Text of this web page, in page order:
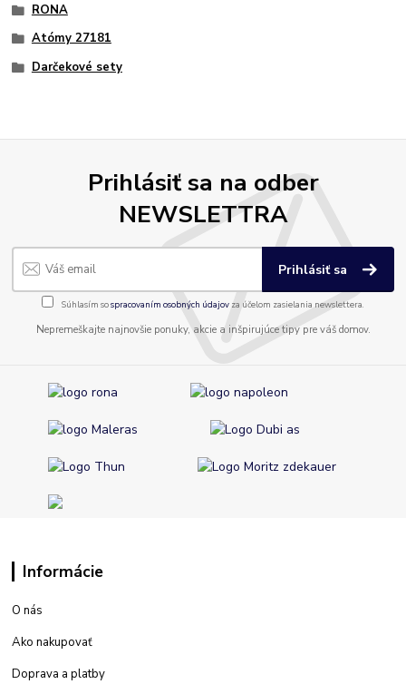
RONA
Atómy 27181
Darčekové sety
Prihlásiť sa na odber
NEWSLETTRA
Prihlásiť sa
Súhlasím sospracovaním osobných údajov za účelom zasielania newslettera.
Nepremeškajte najnovšie ponuky, akcie a inšpirujúce tipy pre váš domov.
Informácie
O nás
Ako nakupovať
Doprava a platby